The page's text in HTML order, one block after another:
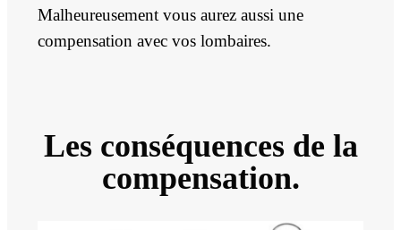
Malheureusement vous aurez aussi une
compensation avec vos lombaires.
Les conséquences de la
compensation.